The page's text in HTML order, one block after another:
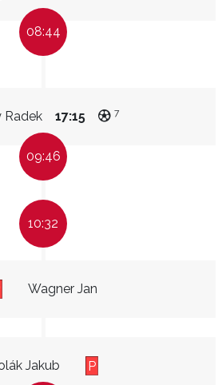
08:44
Radek 17:15 7
09:46
10:32
Wagner Jan
Jakub P